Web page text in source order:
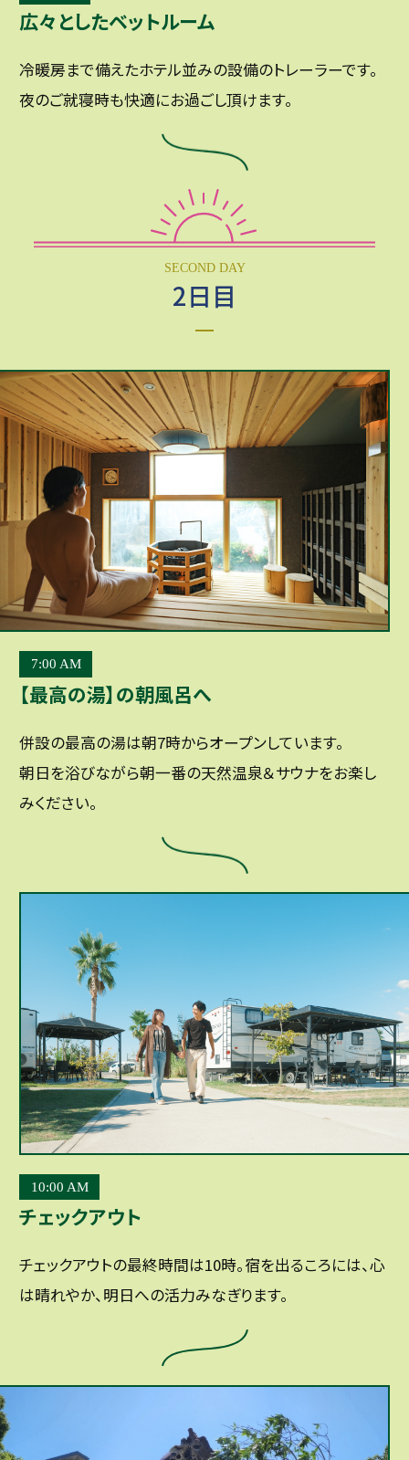
広々としたベットルーム
冷暖房まで備えたホテル並みの設備のトレーラーです。
夜のご就寝時も快適にお過ごし頂けます。
SECOND DAY
2日目
7:00 AM
【最高の湯】の朝風呂へ
併設の最高の湯は朝7時からオープンしています。
朝日を浴びながら朝一番の天然温泉＆サウナをお楽し
みください。
10:00 AM
チェックアウト
チェックアウトの最終時間は10時。宿を出るころには、心
は晴れやか、明日への活力みなぎります。